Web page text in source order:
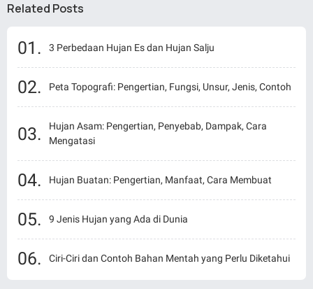
Related Posts
3 Perbedaan Hujan Es dan Hujan Salju
Peta Topografi: Pengertian, Fungsi, Unsur, Jenis, Contoh
Hujan Asam: Pengertian, Penyebab, Dampak, Cara
Mengatasi
Hujan Buatan: Pengertian, Manfaat, Cara Membuat
9 Jenis Hujan yang Ada di Dunia
Ciri-Ciri dan Contoh Bahan Mentah yang Perlu Diketahui